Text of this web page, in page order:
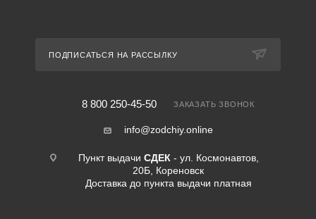
ПОДПИСАТЬСЯ НА РАССЫЛКУ
8 800 250-45-50 ЗАКАЗАТЬ ЗВОНОК
info@zodchiy.online
Пункт выдачи СДЕК - ул. Космонавтов,
20Б, Кореновск
Доставка до пункта выдачи платная